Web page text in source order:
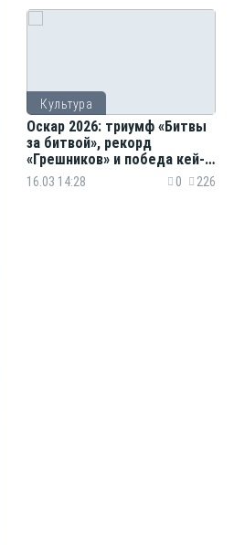
Культура
Оскар 2026: триумф «Битвы
за битвой», рекорд
«Грешников» и победа кей-
поп мультфильма
16.03 14:28 0 226